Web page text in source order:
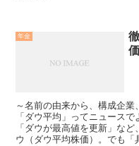
年金
～名前の由来から、構成企業
「ダウ平均」ってニュース
「ダウが最高値を更新」な
ウ（ダウ平均株価）。でも「